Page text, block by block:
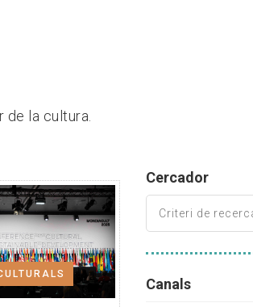
la cultura.
Cercador
Canals